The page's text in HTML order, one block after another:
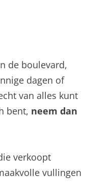
de boulevard,
dagen of
van alles kunt
bent, neem dan
verkoopt
vullingen